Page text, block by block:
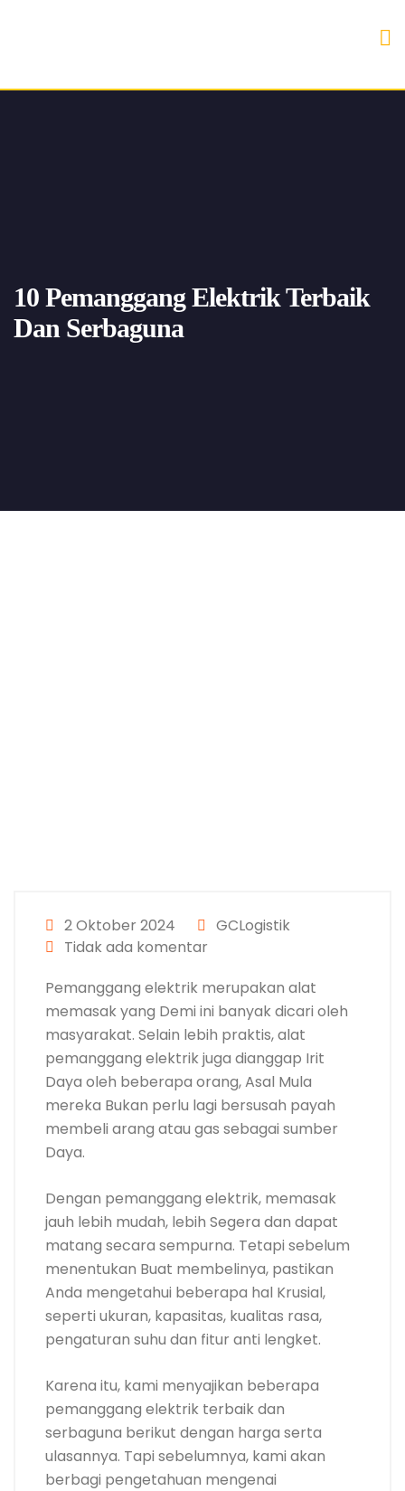
10 Pemanggang Elektrik Terbaik
Dan Serbaguna
2 Oktober 2024
GCLogistik
Tidak ada komentar
Pemanggang elektrik merupakan alat
memasak yang Demi ini banyak dicari oleh
masyarakat. Selain lebih praktis, alat
pemanggang elektrik juga dianggap Irit
Daya oleh beberapa orang, Asal Mula
mereka Bukan perlu lagi bersusah payah
membeli arang atau gas sebagai sumber
Daya.
Dengan pemanggang elektrik, memasak
jauh lebih mudah, lebih Segera dan dapat
matang secara sempurna. Tetapi sebelum
menentukan Buat membelinya, pastikan
Anda mengetahui beberapa hal Krusial,
seperti ukuran, kapasitas, kualitas rasa,
pengaturan suhu dan fitur anti lengket.
Karena itu, kami menyajikan beberapa
pemanggang elektrik terbaik dan
serbaguna berikut dengan harga serta
ulasannya. Tapi sebelumnya, kami akan
berbagi pengetahuan mengenai